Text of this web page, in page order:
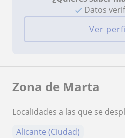
Datos
Ver
Zona de Marta
Localidades a las que se
Alicante (Ciudad)